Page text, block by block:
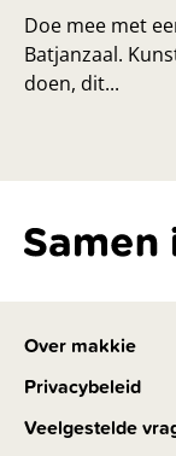
Doe mee met
Batjanzaal.
doen, dit...
Over makkie
Privacybeleid
Veelgestelde